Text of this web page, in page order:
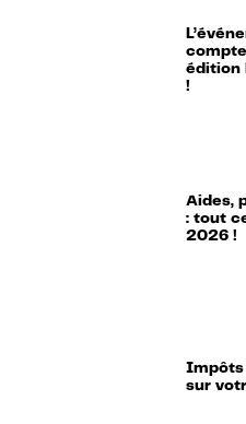
édition
!
Aides,
: tout
2026 !
Impôts
sur